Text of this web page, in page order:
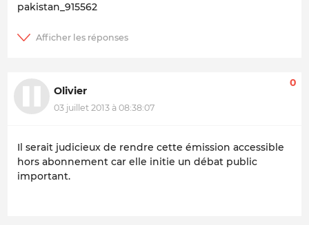
pakistan_915562
Olivier
03 juillet 2013 à 08:38:07
0
Il serait judicieux de rendre cette émission accessible
hors abonnement car elle initie un débat public
important.